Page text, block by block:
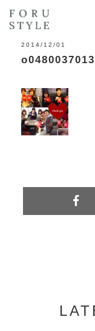
2014/12/01